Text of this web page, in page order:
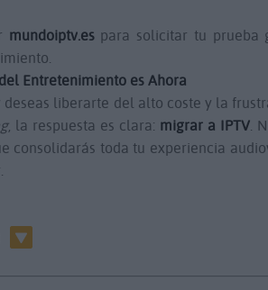
mundoiptv.espara solicitar tu prueba
Entretenimiento es Ahora
deseas liberarte del alto coste y la
, la respuesta es clara: migrar a IPTV .
consolidarás toda tu experiencia